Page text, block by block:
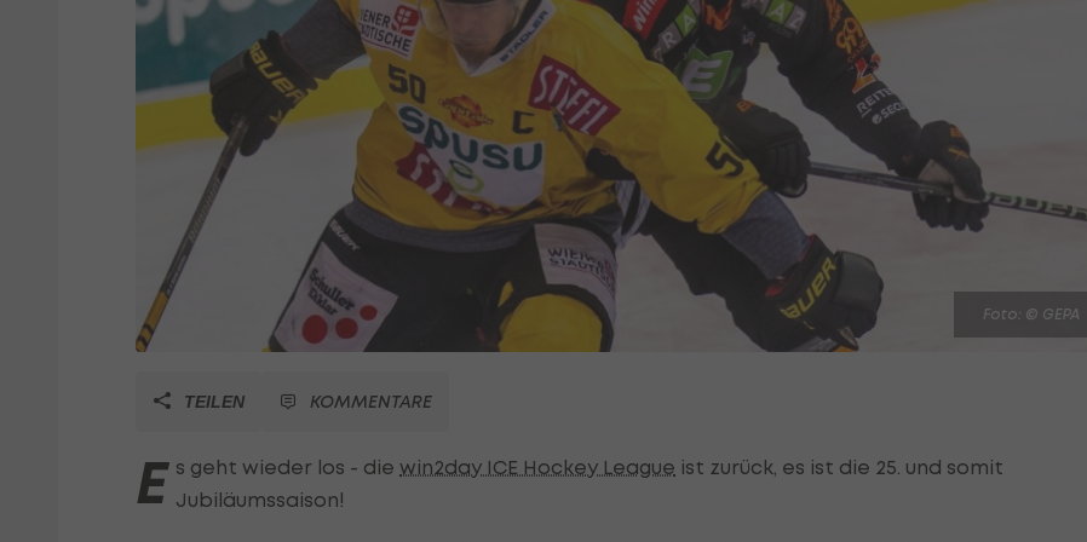
Foto: © GEPA
TEILEN KOMMENTARE
E s geht wieder los - die win2day ICE Hockey League ist zurück, es ist die 25. und somit
Jubiläumssaison!